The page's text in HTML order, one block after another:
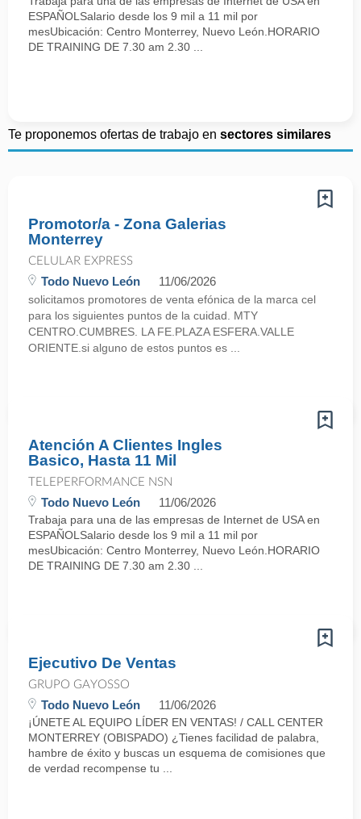
ESPAÑOLSalario desde los 9 mil a 11 mil por
mesUbicación: Centro Monterrey, Nuevo León.HORARIO
DE TRAINING DE 7.30 am 2.30 ...
Te proponemos ofertas de trabajo en sectores similares
Promotor/a - Zona Galerias
Monterrey
CELULAR EXPRESS
Todo Nuevo León 11/06/2026
solicitamos promotores de venta efónica de la marca cel
para los siguientes puntos de la cuidad. MTY
CENTRO.CUMBRES. LA FE.PLAZA ESFERA.VALLE
ORIENTE.si alguno de estos puntos es ...
Atención A Clientes Ingles
Basico, Hasta 11 Mil
TELEPERFORMANCE NSN
Todo Nuevo León 11/06/2026
Trabaja para una de las empresas de Internet de USA en
ESPAÑOLSalario desde los 9 mil a 11 mil por
mesUbicación: Centro Monterrey, Nuevo León.HORARIO
DE TRAINING DE 7.30 am 2.30 ...
Ejecutivo De Ventas
GRUPO GAYOSSO
Todo Nuevo León 11/06/2026
¡ÚNETE AL EQUIPO LÍDER EN VENTAS! / CALL CENTER
MONTERREY (OBISPADO) ¿Tienes facilidad de palabra,
hambre de éxito y buscas un esquema de comisiones que
de verdad recompense tu ...